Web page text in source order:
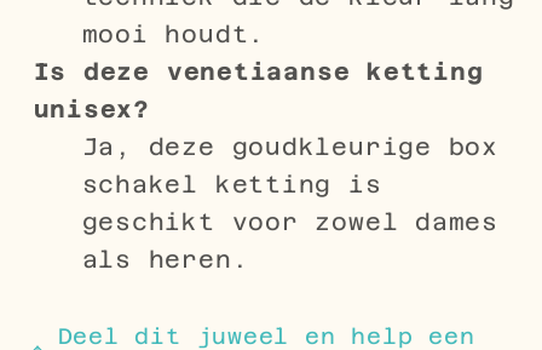
mooi houdt.
Is deze venetiaanse ketting
unisex?
Ja, deze goudkleurige box
schakel ketting is
geschikt voor zowel dames
als heren.
Deel dit juweel en help een